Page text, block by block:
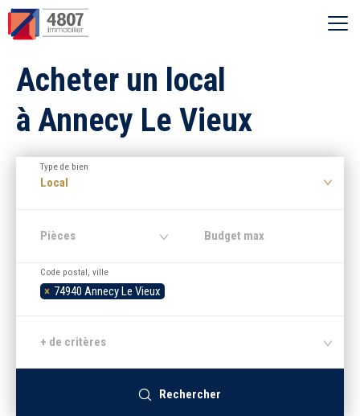
Vente
Location
Syndic
Estimer
Nos agences
Recherche par ville
Ouvrir le menu
Acheter un local
à Annecy Le Vieux
Local
Type de bien
Pièces
× 74940 Annecy Le Vieux
Code postal, ville
+ de critères
Rechercher